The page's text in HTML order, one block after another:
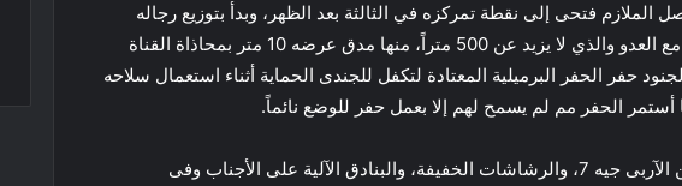
فتحى إلى نقطة تمركزه في الثالثة بعد الظهر، وبدأ بتوزيع رجاله
بأسلحتهم على خط المواجهة المتوقع مع العدو والذي لا يزيد عن 500 متراً، منها مدق عرضه 10 متر بمحاذاة القناة
حفر الحفر البرميلية المعتادة لتكفل للجندى الحماية أثناء استعمال سلاحه
أستمر الحفر مم لم يسمح لهم إلا بعمل حفر للوضع نائماً.
وأحسن القائد الشاب توزيع أسلحته من الآربى جيه 7، والرشاشات الخفيفة، والبنادق الآلية على الأجناب وفى